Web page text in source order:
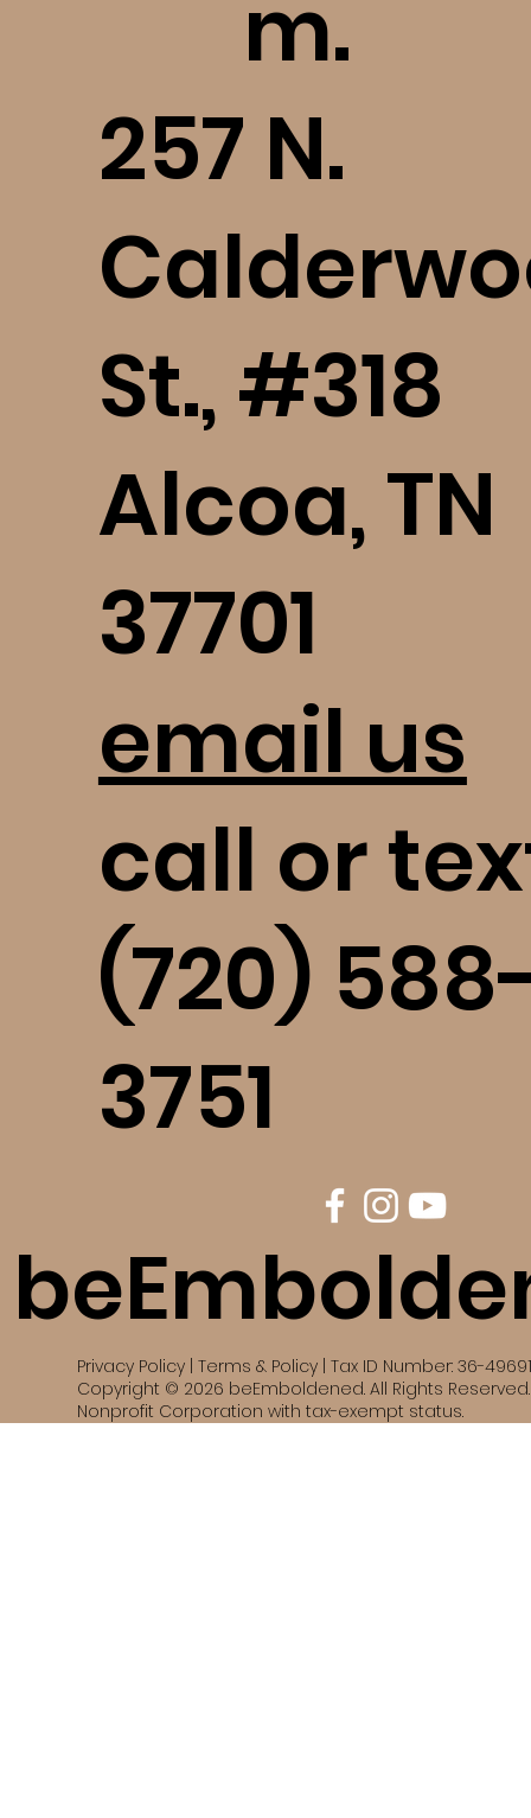
Privacy Policy | Terms & Policy | Tax ID Number: 36-
Copyright © 2026 beEmboldened. All Rights
Nonprofit Corporation with tax-exempt status.
m.
​257 N.
St., #318
Alcoa, TN
37701
email us
call or
(720)
3751